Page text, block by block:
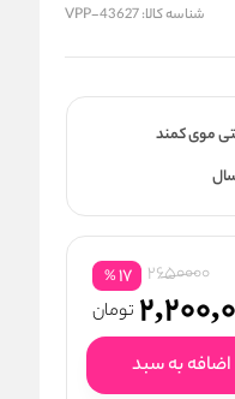
شناسه کالا:VPP-43627
موی کمند
2650000
17
%
تومان
اضافه به سبد